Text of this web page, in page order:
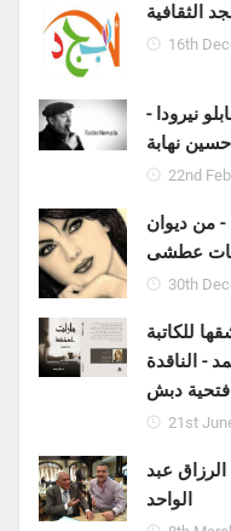
الثقافية
16th
نيرودا -
نهابة
22nd
من ديوان
عطشى
30th
للكاتبة
- الناقدة
فتحية دبش
21st
عبد
الواحد